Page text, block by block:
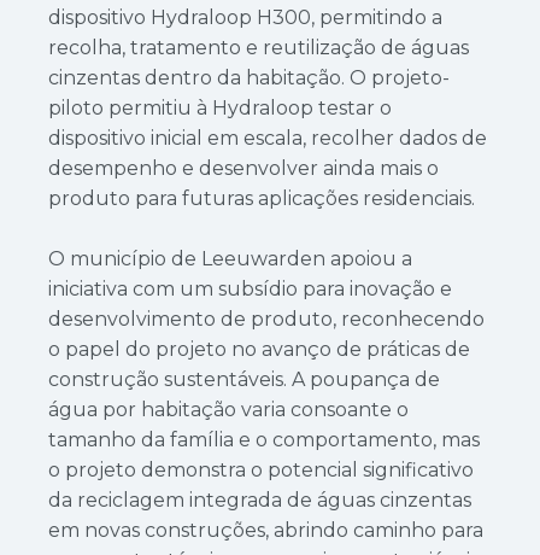
dispositivo Hydraloop H300, permitindo a
recolha, tratamento e reutilização de águas
cinzentas dentro da habitação. O projeto-
piloto permitiu à Hydraloop testar o
dispositivo inicial em escala, recolher dados de
desempenho e desenvolver ainda mais o
produto para futuras aplicações residenciais.
O município de Leeuwarden apoiou a
iniciativa com um subsídio para inovação e
desenvolvimento de produto, reconhecendo
o papel do projeto no avanço de práticas de
construção sustentáveis. A poupança de
água por habitação varia consoante o
tamanho da família e o comportamento, mas
o projeto demonstra o potencial significativo
da reciclagem integrada de águas cinzentas
em novas construções, abrindo caminho para